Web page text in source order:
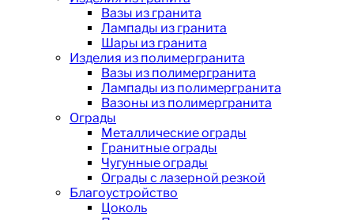
Вазы из гранита
Лампады из гранита
Шары из гранита
Изделия из полимергранита
Вазы из полимергранита
Лампады из полимергранита
Вазоны из полимергранита
Ограды
Металлические ограды
Гранитные ограды
Чугунные ограды
Ограды с лазерной резкой
Благоустройство
Цоколь